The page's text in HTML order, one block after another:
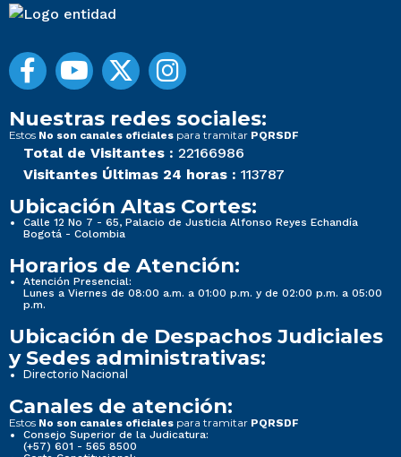
Nuestras redes sociales:
Estos No son canales oficiales para tramitar PQRSDF
Total de Visitantes : 22166986
Visitantes Últimas 24 horas : 113787
Ubicación Altas Cortes:
Calle 12 No 7 - 65, Palacio de Justicia Alfonso Reyes Echandía
Bogotá - Colombia
Horarios de Atención:
Atención Presencial:
Lunes a Viernes de 08:00 a.m. a 01:00 p.m. y de 02:00 p.m. a 05:00
p.m.
Ubicación de Despachos Judiciales
y Sedes administrativas:
Directorio Nacional
Canales de atención:
Estos No son canales oficiales para tramitar PQRSDF
Consejo Superior de la Judicatura:
(+57) 601 - 565 8500